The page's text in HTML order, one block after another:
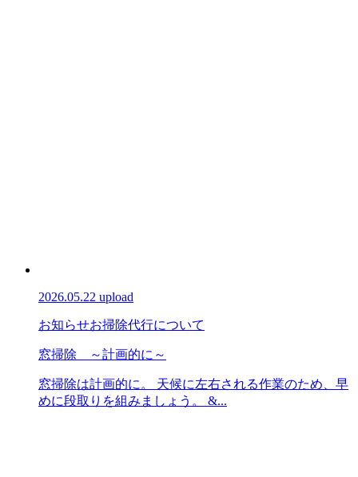
2026.05.22 upload
お知らせお掃除代行について
窓掃除 ～計画的に～
窓掃除は計画的に。 天候に左右される作業のため、早
めに段取りを組みましょう。 &...